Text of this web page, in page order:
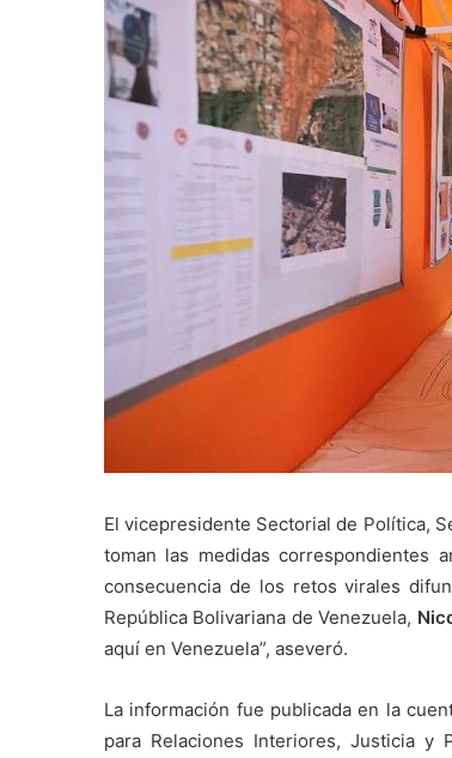
El vicepresidente Sectorial de Política,
toman las medidas correspondientes
consecuencia de los retos virales
República Bolivariana de Venezuela,
aquí en Venezuela”, aseveró.
La información fue publicada en la
para Relaciones Interiores, Justicia